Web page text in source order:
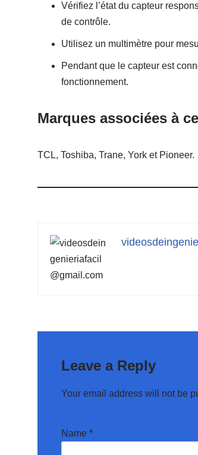
Vérifiez l’état du capteur
de contrôle.
Utilisez un multimètre pour
Pendant que le capteur est
fonctionnement.
Marques associées à
TCL, Toshiba, Trane, York et Pioneer.
Leave a Reply
Your email address will not be
Name *